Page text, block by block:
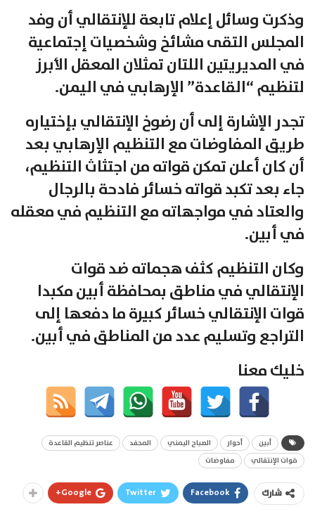
وذكرت وسائل إعلام تابعة للإنتقالي أن وفد
المجلس التقى مشائخ وشخصيات إجتماعية
في المديريتين اللتان تمثلان المعقل الأبرز
لتنظيم “القاعدة” الإرهابي في اليمن.
تجدر الإشارة إلى أن رضوخ الإنتقالي بإختياره
طريق المفاوضات مع التنظيم الإرهابي بعد
أن كان أعلن تمكن قواته من اجتثاث التنظيم،
جاء بعد تكبد قواته خسائر فادحة بالرجال
والعتاد في مواجهاته مع التنظيم في معقله
في أبين.
وكان التنظيم كثف هجماته ضد قوات
الإنتقالي في مناطق بمحافظة أبين مكبدا
قوات الإنتقالي خسائر كبيرة ما دفعها إلى
التراجع وتسليم عدد من المناطق في أبين.
خليك معنا
أبين أحوار الصباح اليمني المحفد
عناصر تنظيم القاعدة
قوات الإنتقالي
مفاوضات
شارك Facebook
Twitter
Google+